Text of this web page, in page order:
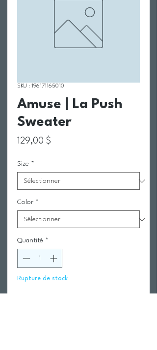
SKU : 196171165010
Amuse | La Push
Sweater
129,00 $
Size *
Color *
Quantité *
Rupture de stock